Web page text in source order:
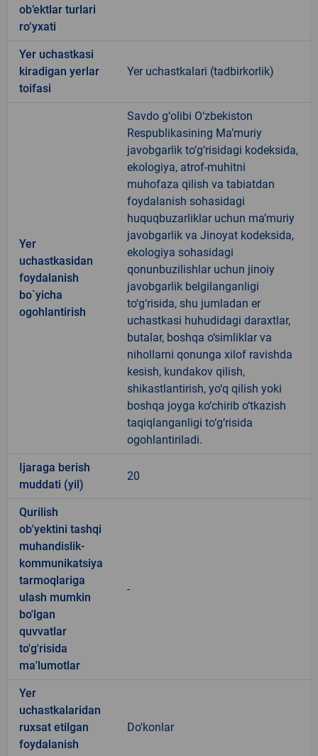
ob’ektlar turlari
ro‘yxati
Yer uchastkasi
kiradigan yerlar
toifasi
Yer uchastkalari (tadbirkorlik)
Yer
uchastkasidan
foydalanish
bo`yicha
ogohlantirish
Savdo g‘olibi O‘zbekiston
Respublikasining Ma’muriy
javobgarlik to‘g‘risidagi kodeksida,
ekologiya, atrof-muhitni
muhofaza qilish va tabiatdan
foydalanish sohasidagi
huquqbuzarliklar uchun ma’muriy
javobgarlik va Jinoyat kodeksida,
ekologiya sohasidagi
qonunbuzilishlar uchun jinoiy
javobgarlik belgilanganligi
to‘g‘risida, shu jumladan er
uchastkasi huhudidagi daraxtlar,
butalar, boshqa o‘simliklar va
nihollarni qonunga xilof ravishda
kesish, kundakov qilish,
shikastlantirish, yo‘q qilish yoki
boshqa joyga ko‘chirib o‘tkazish
taqiqlanganligi to‘g‘risida
ogohlantiriladi.
Ijaraga berish
muddati (yil)
20
Qurilish
ob'yektini tashqi
muhandislik-
kommunikatsiya
tarmoqlariga
ulash mumkin
bo'lgan
quvvatlar
to'g'risida
ma'lumotlar
-
Yer
uchastkalaridan
ruxsat etilgan
foydalanish
Do'konlar